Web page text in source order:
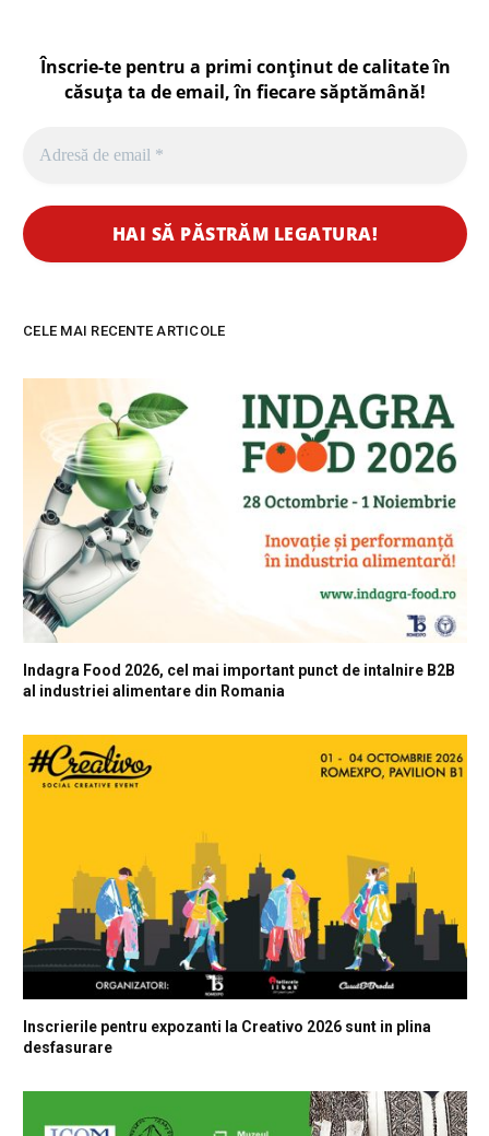
Înscrie-te pentru a primi conținut de calitate în
căsuța ta de email, în fiecaresăptămână!
CELE MAI RECENTE ARTICOLE
Indagra Food 2026, cel mai important punct de intalnire B2B
al industriei alimentare din Romania
Inscrierile pentru expozanti la Creativo 2026 sunt in plina
desfasurare